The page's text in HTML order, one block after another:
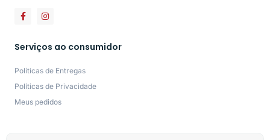
Serviços ao consumidor
Políticas de Entregas
Políticas de Privacidade
Meus pedidos